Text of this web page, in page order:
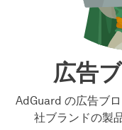
広告
AdGuard の広告ブ
社ブランドの製